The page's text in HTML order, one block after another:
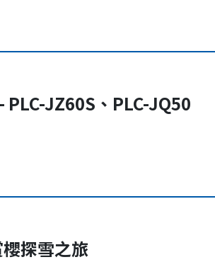
PLC-JZ60S、PLC-JQ50
探雪之旅